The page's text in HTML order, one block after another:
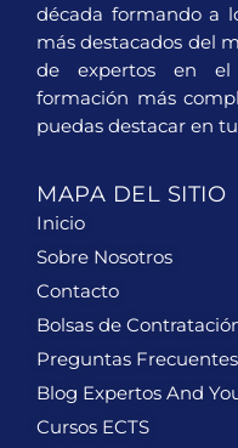
década formando a
más destacados del
de expertos en el
formación más
puedas destacar en
MAPA DEL SITIO
Inicio
Sobre Nosotros
Contacto
Bolsas de
Preguntas Frecuentes
Blog Expertos And
Cursos ECTS